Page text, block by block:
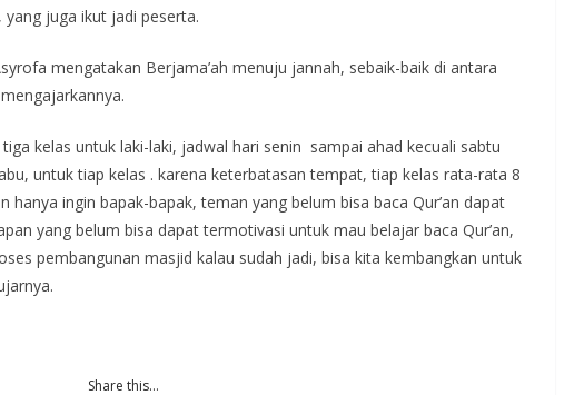
yang juga ikut jadi peserta.
mengatakan Berjama’ah menuju jannah, sebaik-baik di antara
kelas untuk laki-laki, jadwal hari senin sampai ahad kecuali sabtu
untuk tiap kelas . karena keterbatasan tempat, tiap kelas rata-rata 8
hanya ingin bapak-bapak, teman yang belum bisa baca Qur’an dapat
yang belum bisa dapat termotivasi untuk mau belajar baca Qur’an,
pembangunan masjid kalau sudah jadi, bisa kita kembangkan untuk
Share this…